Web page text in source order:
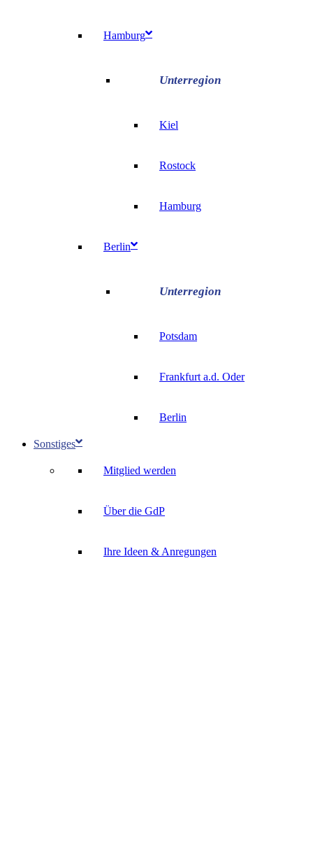
Hamburg
Kiel
Rostock
Hamburg
Berlin
Potsdam
Frankfurt a.d. Oder
Berlin
Sonstiges
Mitglied werden
Über die GdP
Ihre Ideen & Anregungen